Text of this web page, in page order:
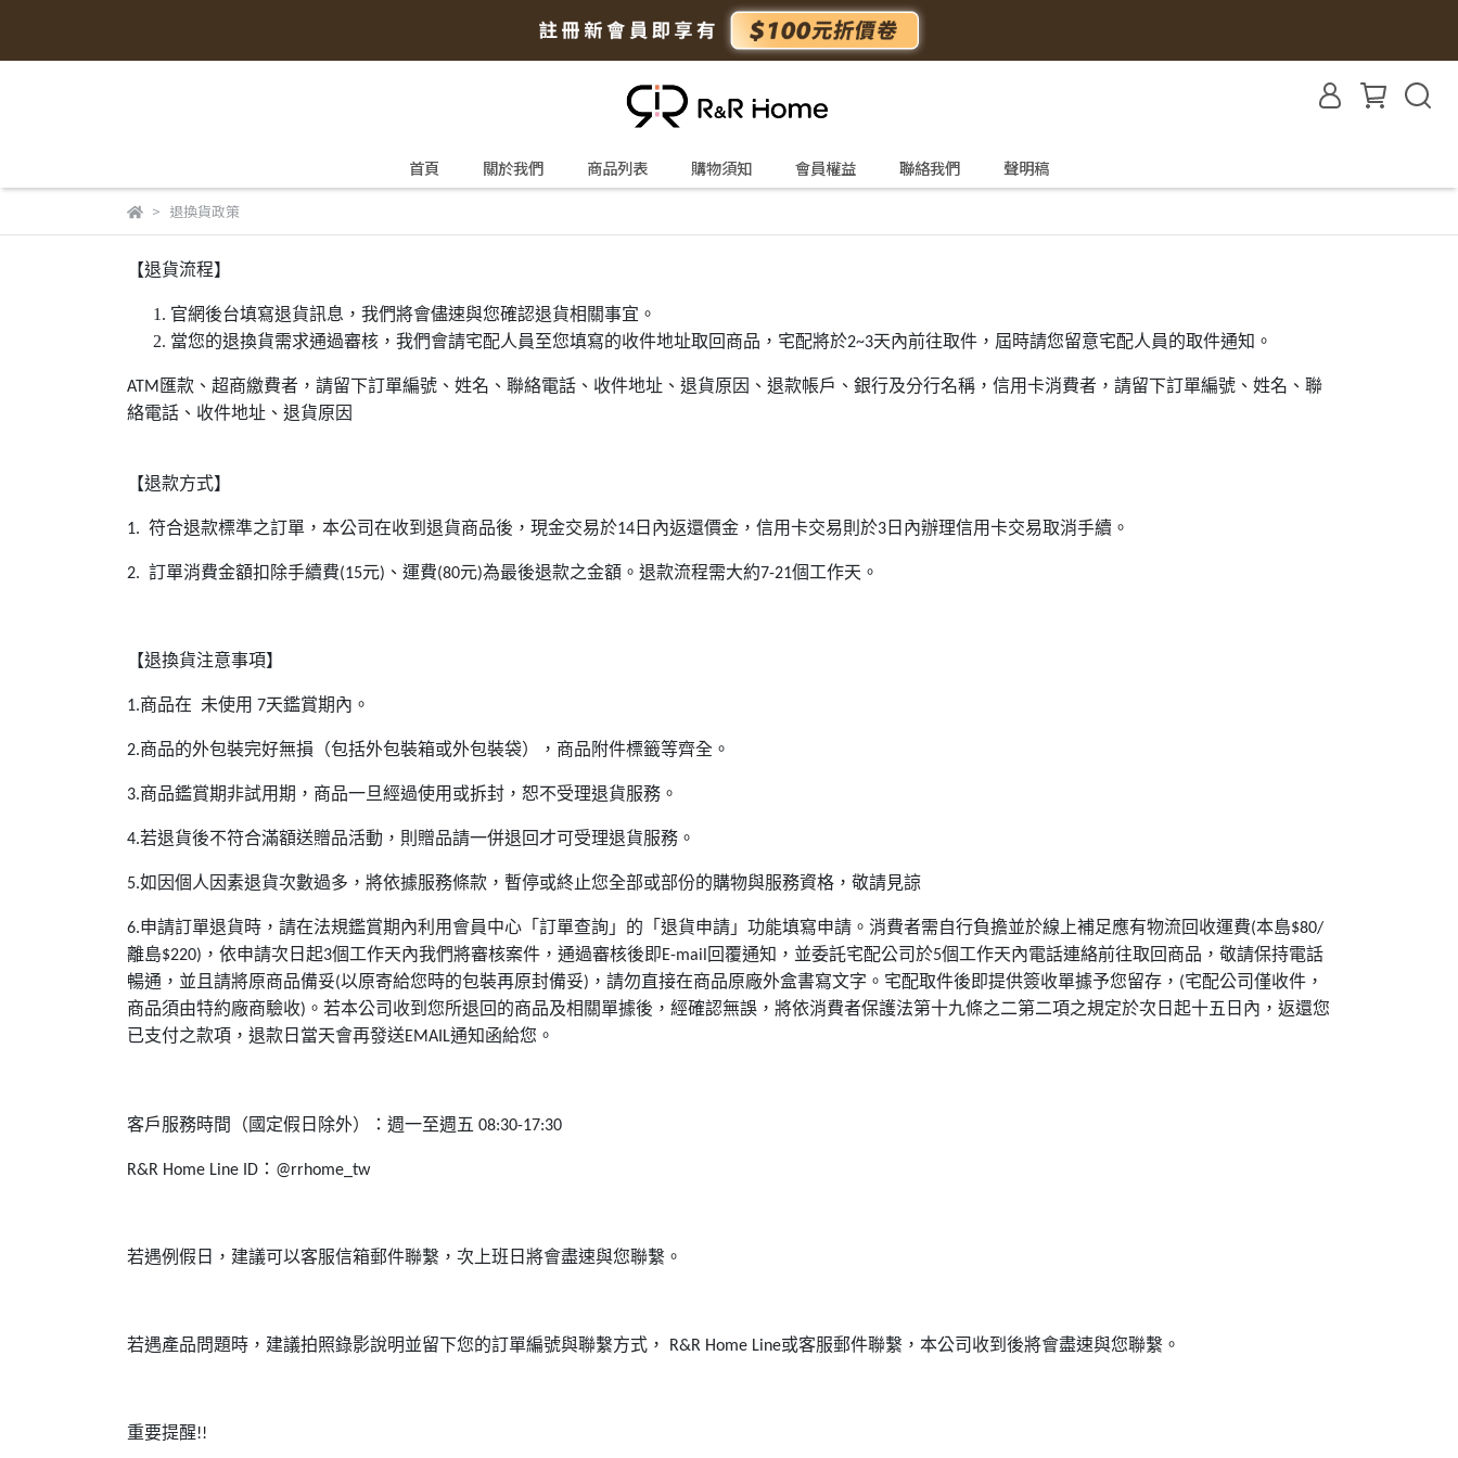
首頁 關於我們 商品列表 購物須知 會員權益 聯絡我們 聲明稿
退換貨政策
【退貨流程】
官網後台填寫退貨訊息，我們將會儘速與您確認退貨相關事宜。
當您的退換貨需求通過審核，我們會請宅配人員至您填寫的收件地址取回商品，宅配將於2~3天內前往取件，屆時請您留意宅配人員的取件通知。
ATM 匯款、超商繳費者，請留下訂單編號、姓名、聯絡電話、收件地址、退貨原因、退款帳戶、銀行及分行名稱，信用卡消費者，請留下訂單編號、姓名、聯
絡電話、收件地址、退貨原因
【退款方式】
1. 符合退款標準之訂單，本公司在收到退貨商品後，現金交易於14 日內返還價金，信用卡交易則於3 日內辦理信用卡交易取消手續。
2. 訂單消費金額扣除手續費(15元) 、運費(80元)為最後退款之金額。退款流程需大約7-21個工作天。
【退換貨注意事項】
1.商品在 未使用 7天鑑賞期內。
2.商品的外包裝完好無損（包括外包裝箱或外包裝袋），商品附件標籤等齊全。
3.商品鑑賞期非試用期，商品一旦經過使用或拆封，恕不受理退貨服務。
4.若退貨後不符合滿額送贈品活動，則贈品請一併退回才可受理退貨服務。
5.如因個人因素退貨次數過多，將依據服務條款，暫停或終止您全部或部份的購物與服務資格，敬請見諒
6.申請訂單退貨時，請在法規鑑賞期內利用會員中心「訂單查詢」的「退貨申請」功能填寫申請。消費者需自行負擔並於線上補足應有物流回收運費(本島$80/
離島$220) ，依申請次日起3個工作天內我們將審核案件，通過審核後即E-mail 回覆通知，並委託宅配公司於5個工作天內電話連絡前往取回商品，敬請保持電話
暢通，並且請將原商品備妥(以原寄給您時的包裝再原封備妥) ，請勿直接在商品原廠外盒書寫文字。宅配取件後即提供簽收單據予您留存， (宅配公司僅收件，
商品須由特約廠商驗收) 。若本公司收到您所退回的商品及相關單據後，經確認無誤，將依消費者保護法第十九條之二第二項之規定於次日起十五日內，返還您
已支付之款項，退款日當天會再發送EMAIL通知函給您。
客戶服務時間（國定假日除外）：週一至週五 08:30-17:30
R&R Home Line ID ： @rrhome_tw
若遇例假日，建議可以客服信箱郵件聯繫，次上班日將會盡速與您聯繫。
若遇產品問題時，建議拍照錄影說明並留下您的訂單編號與聯繫方式， R&R Home Line或客服郵件聯繫，本公司收到後將會盡速與您聯繫。
重要提醒!!